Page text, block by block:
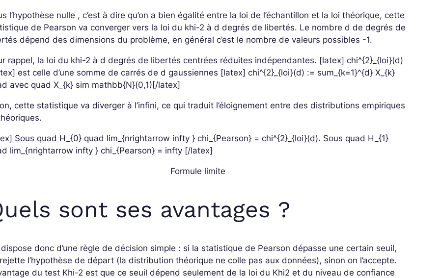
l’hypothèse nulle , c’est à dire qu’on a bien égalité entre la loi de l’échantillon et la loi théorique, cette
de Pearson va converger vers la loi du khi-2 à d degrés de libertés. Le nombre d de degrés de
dépend des dimensions du problème, en général c’est le nombre de valeurs possibles -1.
rappel, la loi du khi-2 à d degrés de libertés centrées réduites indépendantes. [latex] chi^{2}_{loi}(d)
est celle d’une somme de carrés de d gaussiennes [latex] chi^{2}_{loi}(d) := sum_{k=1}^{d} X_{k}
avec quad X_{k} sim mathbb{N}(0,1)[/latex]
cette statistique va diverger à l’infini, ce qui traduit l’éloignement entre des distributions empiriques
Sous quad H_{0} quad lim_{nrightarrow infty } chi_{Pearson} = chi^{2}_{loi}(d). Sous quad H_{1}
lim_{nrightarrow infty } chi_{Pearson} = infty [/latex]
Formule limite
sont ses avantages ?
donc d’une règle de décision simple : si la statistique de Pearson dépasse une certain seuil,
l’hypothèse de départ (la distribution théorique ne colle pas aux données), sinon on l’accepte.
du test Khi-2 est que ce seuil dépend seulement de la loi du Khi2 et du niveau de confiance